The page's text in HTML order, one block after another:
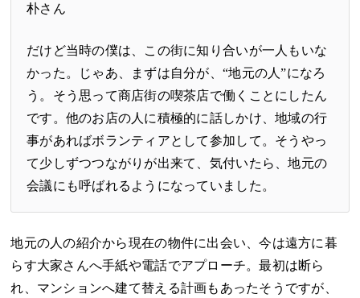
朴さん
だけど当時の僕は、この街に知り合いが一人もいな
かった。じゃあ、まずは自分が、“地元の人”になろ
う。そう思って商店街の喫茶店で働くことにしたん
です。他のお店の人に積極的に話しかけ、地域の行
事があればボランティアとして参加して。そうやっ
て少しずつつながりが出来て、気付いたら、地元の
会議にも呼ばれるようになっていました。
地元の人の紹介から現在の物件に出会い、今は遠方に暮
らす大家さんへ手紙や電話でアプローチ。最初は断ら
れ、マンションへ建て替える計画もあったそうですが、